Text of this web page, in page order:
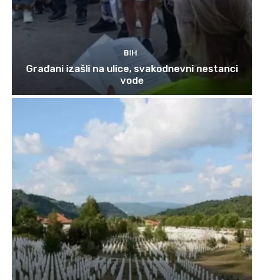
BIH
Građani izašli na ulice, svakodnevni nestanci
vode